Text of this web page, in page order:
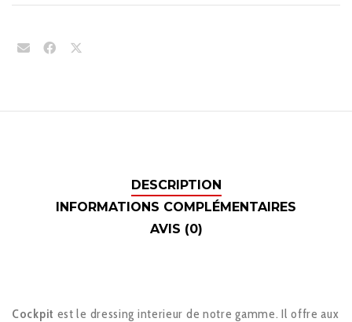
DESCRIPTION
INFORMATIONS COMPLÉMENTAIRES
AVIS (0)
Cockpit est le dressing interieur de notre gamme. Il offre aux